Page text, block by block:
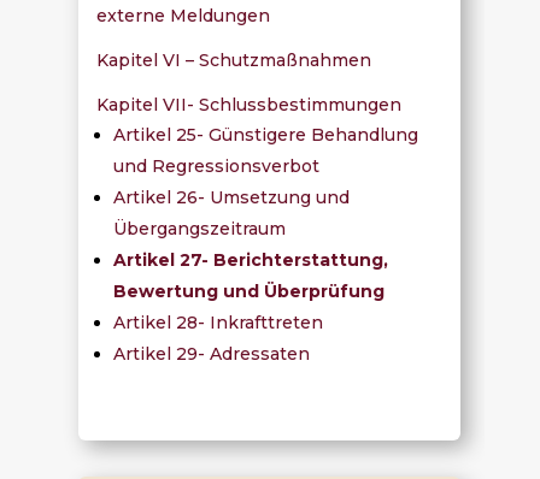
externe Meldungen
Kapitel VI – Schutzmaßnahmen
Kapitel VII- Schlussbestimmungen
Artikel 25- Günstigere Behandlung
und Regressionsverbot
Artikel 26- Umsetzung und
Übergangszeitraum
Artikel 27- Berichterstattung,
Bewertung und Überprüfung
Artikel 28- Inkrafttreten
Artikel 29- Adressaten